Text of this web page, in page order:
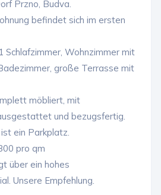
Przno, Budva.
befindet sich im ersten
Schlafzimmer, Wohnzimmer mit
große Terrasse mit
möbliert, mit
und bezugsfertig.
ein Parkplatz.
pro qm
über ein hohes
Unsere Empfehlung.